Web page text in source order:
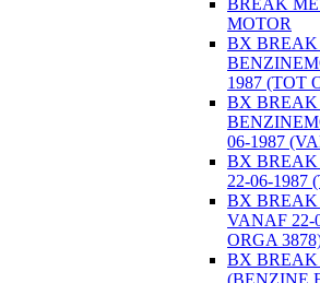
BREAK
MOTOR
BX BREAK
1987 (TOT
BX BREAK
06-1987
BX BREAK
22-06-1987
BX BREAK
VANAF 22-
ORGA
BX BREAK
(BENZINE